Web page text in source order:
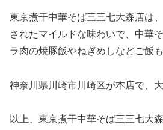
東京煮干中華そば三三七大森店は
されたマイルドな味わいで、中華
ラ肉の焼豚飯やねぎめしなどご飯
神奈川県川崎市川崎区が本店で、
以上、東京煮干中華そば三三七大